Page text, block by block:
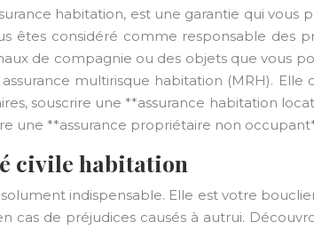
habitation, est une garantie qui
êtes considéré comme responsable des
de compagnie ou des objets que vous
multirisque habitation (MRH).
souscrire une **assurance habitation
une **assurance propriétaire non
civile habitation
indispensable. Elle est votre
cas de préjudices causés à autrui.